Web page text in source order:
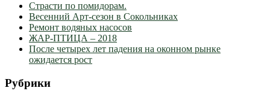
Страсти по помидорам.
Весенний Арт-сезон в Сокольниках
Ремонт водяных насосов
ЖАР-ПТИЦА – 2018
После четырех лет падения на оконном рынке
ожидается рост
Рубрики